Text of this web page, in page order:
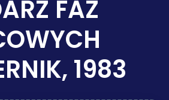
FAZ
1983